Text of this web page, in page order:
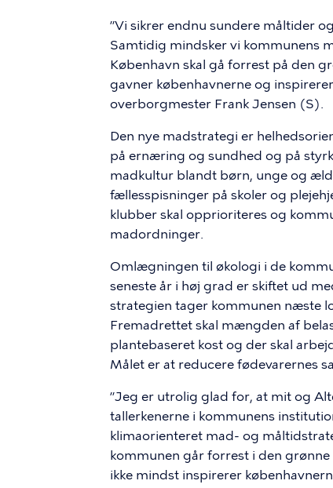
”Vi sikrer endnu sundere måltider
Samtidig mindsker vi kommunens
København skal gå forrest på den
gavner københavnerne og
overborgmester Frank Jensen (S).
Den nye madstrategi er
på ernæring og sundhed og på
madkultur blandt børn, unge og
fællesspisninger på skoler og
klubber skal opprioriteres og
madordninger.
Omlægningen til økologi i de
seneste år i høj grad er skiftet ud
strategien tager kommunen næste
Fremadrettet skal mængden af
plantebaseret kost og der skal
Målet er at reducere fødevarernes
”Jeg er utrolig glad for, at mit og
tallerkenerne i kommunens
klimaorienteret mad- og
kommunen går forrest i den
ikke mindst inspirerer